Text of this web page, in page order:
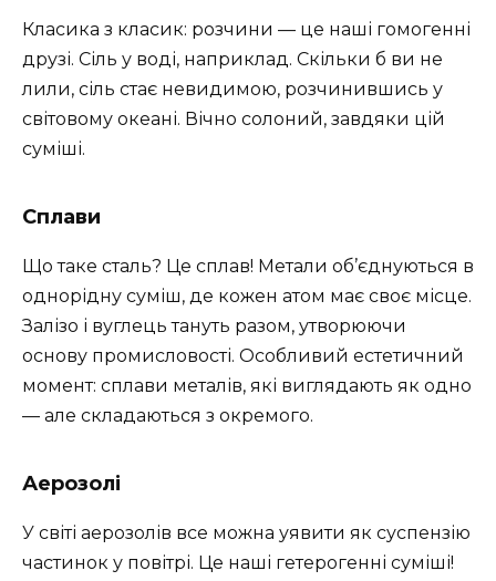
Класика з класик: розчини — це наші гомогенні
друзі. Сіль у воді, наприклад. Скільки б ви не
лили, сіль стає невидимою, розчинившись у
світовому океані. Вічно солоний, завдяки цій
суміші.
Сплави
Що таке сталь? Це сплав! Метали об’єднуються в
однорідну суміш, де кожен атом має своє місце.
Залізо і вуглець тануть разом, утворюючи
основу промисловості. Особливий естетичний
момент: сплави металів, які виглядають як одно
— але складаються з окремого.
Аерозолі
У світі аерозолів все можна уявити як суспензію
частинок у повітрі. Це наші гетерогенні суміші!